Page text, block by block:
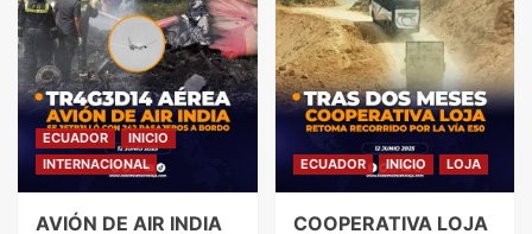
ECUADOR
INICIO
INTERNACIONAL
AVIÓN DE AIR INDIA
ECUADOR INICIO LOJA
COOPERATIVA LOJA